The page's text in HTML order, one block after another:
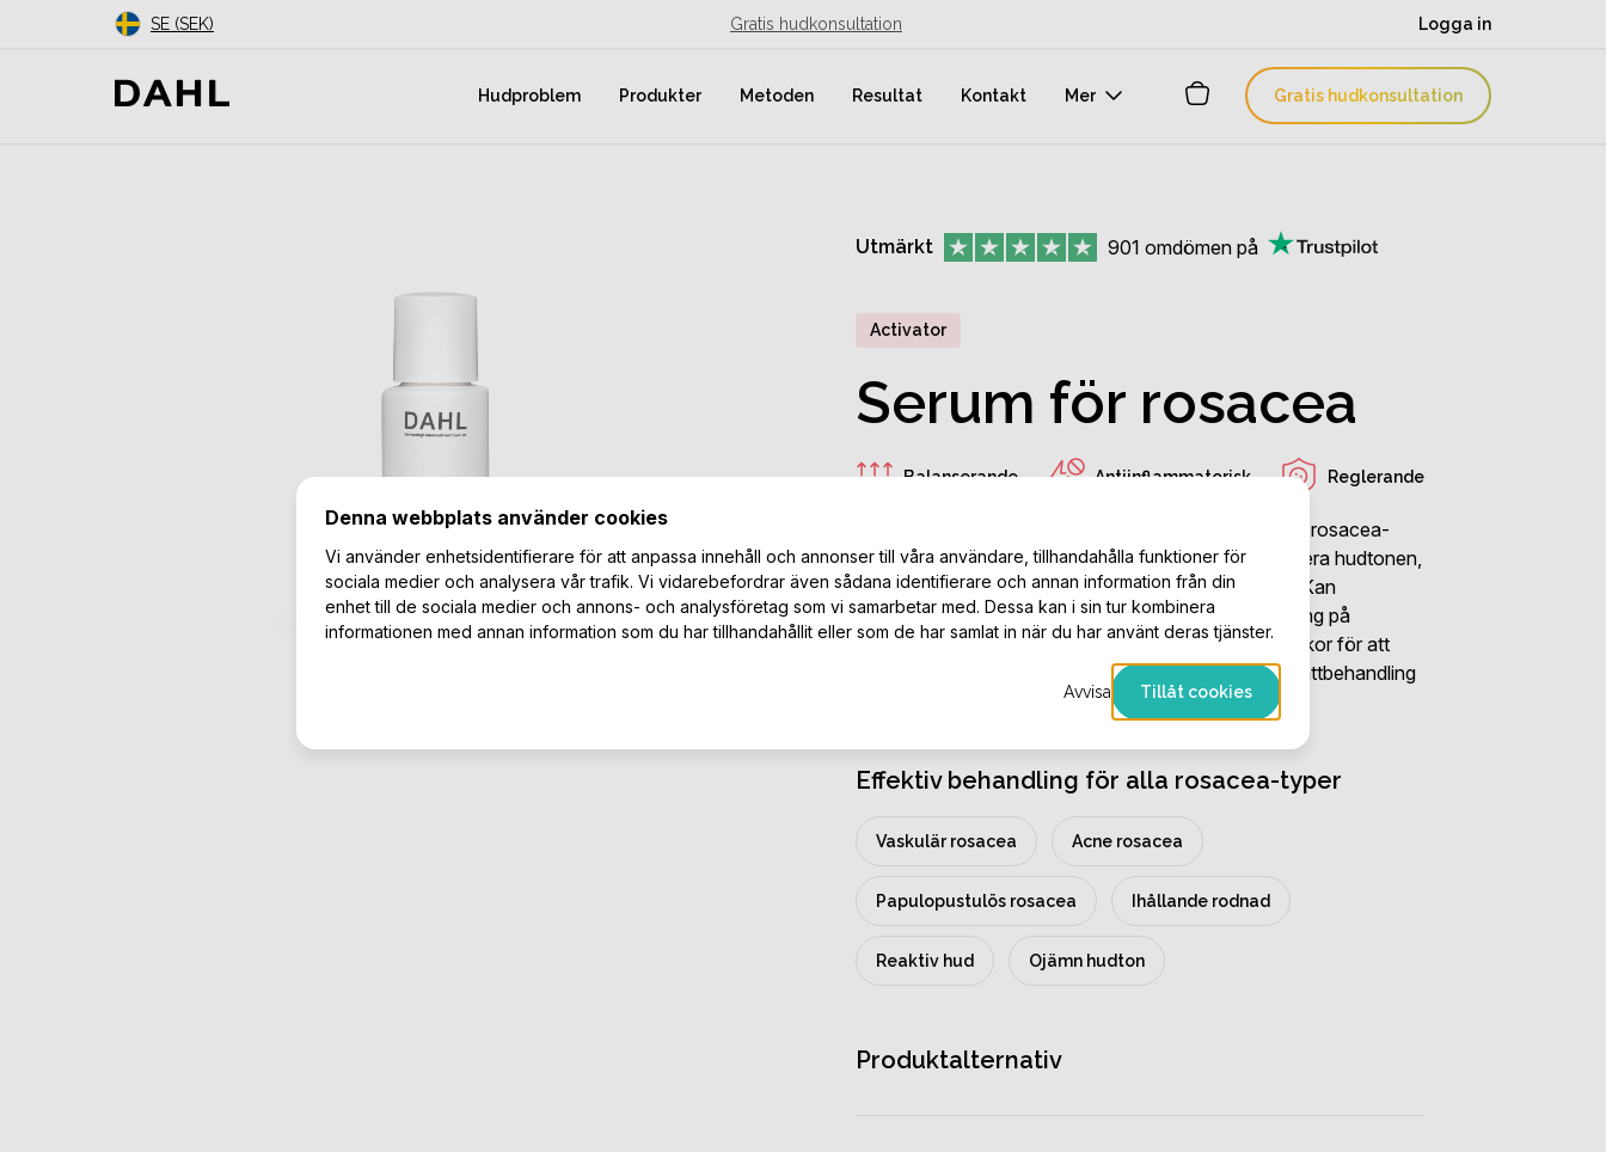
SE (SEK) Gratis hudkonsultation Logga in
Hudproblem Produkter Metoden Resultat Kontakt Mer Gratis hudkonsultation
Denna webbplats använder cookies
Vi använder enhetsidentifierare för att anpassa innehåll och annonser till våra användare, tillhandahålla funktioner för
sociala medier och analysera vår trafik. Vi vidarebefordrar även sådana identifierare och annan information från din
enhet till de sociala medier och annons- och analysföretag som vi samarbetar med. Dessa kan i sin tur kombinera
informationen med annan information som du har tillhandahållit eller som de har samlat in när du har använt deras tjänster.
Avvisa Tillåt cookies
Utmärkt 901 omdömen på
Activator
Serum för rosacea
Balanserande Antiinflammatorisk Reglerande
Activator är ett kraftfullt serum utvecklat specifikt för rosacea-
benägen hud. Produkten arbetar aktivt för att balansera hudtonen,
minska rodnad och reglera inflammationsprocesser. Kan
användas över hela ansiktet eller som punktbehandling på
specifika områden med rodnad. Tillgänglig i olika styrkor för att
passa din huds behov och tolerans. Används som nattbehandling
Effektiv behandling för alla rosacea-typer
Vaskulär rosacea Acne rosacea
Papulopustulös rosacea Ihållande rodnad
Reaktiv hud Ojämn hudton
Produktalternativ